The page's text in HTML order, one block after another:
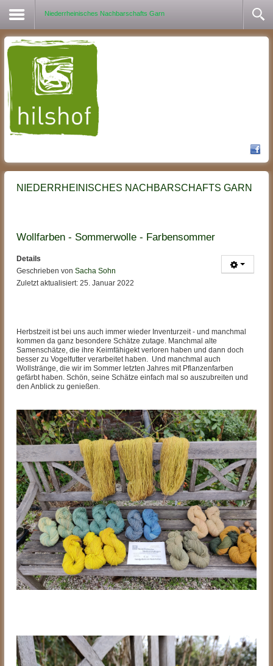
Niederrheinisches Nachbarschafts Garn
NIEDERRHEINISCHES NACHBARSCHAFTS GARN
Wollfarben - Sommerwolle - Farbensommer
Details
Geschrieben von Sacha Sohn
Zuletzt aktualisiert: 25. Januar 2022
Herbstzeit ist bei uns auch immer wieder Inventurzeit - und manchmal
kommen da ganz besondere Schätze zutage. Manchmal alte
Samenschätze, die ihre Keimfähigekt verloren haben und dann doch
besser zu Vogelfutter verarbeitet haben. Und manchmal auch
Wollstränge, die wir im Sommer letzten Jahres mit Pflanzenfarben
gefärbt haben. Schön, seine Schätze einfach mal so auszubreiten und
den Anblick zu genießen.